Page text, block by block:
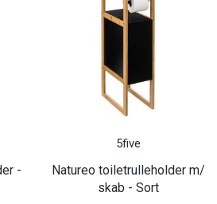
-
5five
Natureo toiletrulleholder m/
skab - Sort